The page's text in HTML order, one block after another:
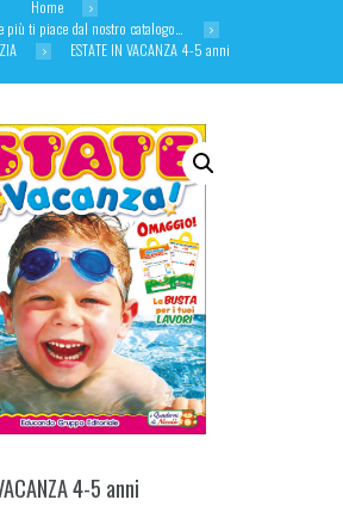
Home
più ti piace dal nostro catalogo…
ESTATE IN VACANZA 4-5 anni
4-5 anni